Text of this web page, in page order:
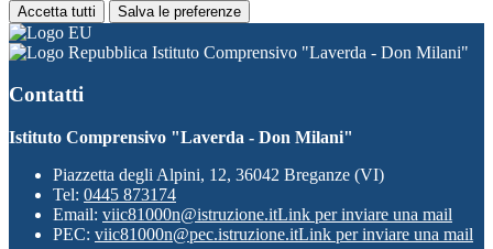
Accetta tutti Salva le preferenze
Istituto Comprensivo "Laverda - Don Milani"
Contatti
Istituto Comprensivo "Laverda - Don Milani"
Piazzetta degli Alpini, 12, 36042 Breganze (VI)
Tel: 0445 873174
Email: viic81000n@istruzione.itLink per inviare una mail
PEC: viic81000n@pec.istruzione.itLink per inviare una mail